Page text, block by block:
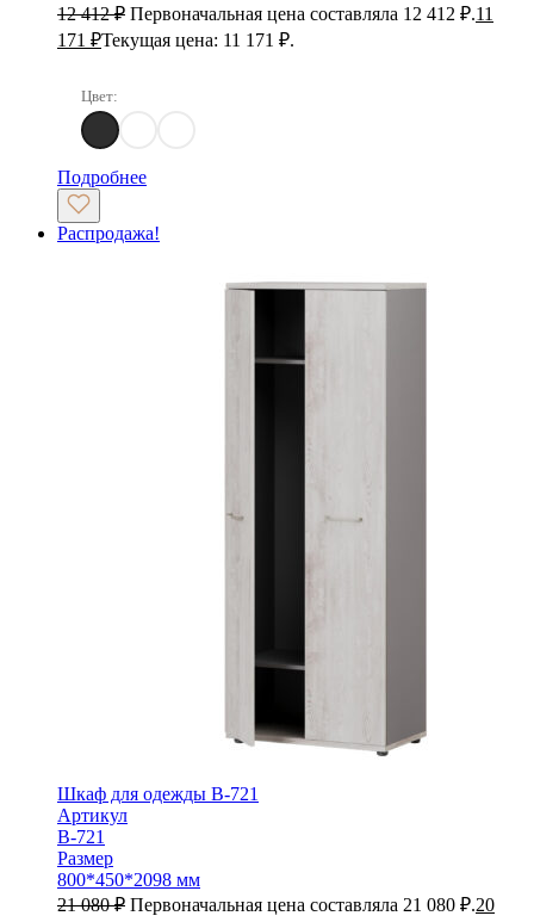
12 412₽ Первоначальная цена составляла 12 412 ₽.11
171 ₽Текущая цена: 11 171 ₽.
Цвет:
Дуб Самдал
Подробнее
Распродажа!
Шкаф для одежды B-721
Артикул
B-721
Размер
800*450*2098 мм
21 080₽ Первоначальная цена составляла 21 080 ₽.20